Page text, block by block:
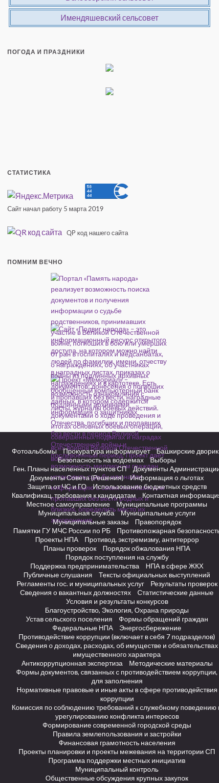
Имендяшевский сельсовет
ПОГОДА И ПРАЗДНИКИ
СТАТИСТИКА
Сайт начал работу 5 марта 2019
QP код нашего сайта
ПОМНИМ ВЕЧНО
Фотоальбомы Прокуратура информирует
Башкирские
Безопасность на водоемах
Выборы
Ген. Планы населенных пунктов СП
Документы
Документы Совета (Решения)
Информация о льготах
Защита от ЧС и ГО
Использование бюджетных средств
Квалификац. требования к кандидатам
Контактная
Местное самоуправление
Муниципальные программы
Муниципальная служба
Муниципальные услуги
Муниципальные заказы
Правопорядок
Памятки ГУ МЧС России по РБ
Противопожарная
Проекты НПА
Противод. экстремизму, антитеррор
Планы проверок
Порядок обжалования НПА
Порядок поступления на службу
Поддержка предпринимательства
НПА в сфере ЖКХ
Публичные слушания
Тексты официальных выступлений
Регламенты гос. и муниципальных услуг
Результаты проверок
Сведения о вакантных должностях
Статистические данные
Условия и результаты конкурсов
Благоустройство, Экология, Охрана природы
Устав сельского поселения
Формы обращений граждан
Федеральные НПА
Энергосбережение
Противодействие коррупции (включает в себя 7 подразделов)
Сведения о доходах, расходах, об имуществе и обязательствах
имущественного характера
Антикоррупционная экспертиза
Методические материалы
Формы документов, связанных с противодействием коррупции,
для заполнения
Нормативные правовые и иные акты в сфере противодействия
коррупции
Комиссия по соблюдению требований к служебному поведению
урегулированию конфликта интересов
Формирование современной городской среды
Правила землепользования и застройки
Финансовая грамотность населения
Проекты планировки и проекты межевания на территории СП
Программа поддержки местных инициатив
Муниципальный контроль
Общественные обсуждения крупных закупок